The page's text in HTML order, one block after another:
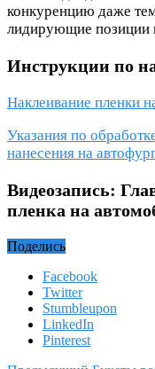
конкуренцию даже
лидирующие позиции
Инструкции по
Наклеивание пленки
Указания по
нанесения на
Видеозапись:
пленка на
Поделись
Facebook
Twitter
Stumbleupon
LinkedIn
Pinterest